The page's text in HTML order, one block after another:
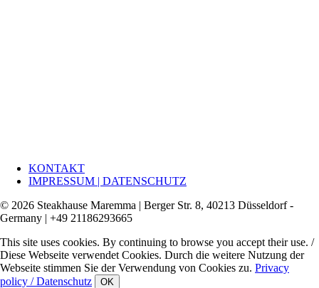
KONTAKT
IMPRESSUM | DATENSCHUTZ
© 2026 Steakhause Maremma | Berger Str. 8, 40213 Düsseldorf -
Germany | +49 21186293665
This site uses cookies. By continuing to browse you accept their use. /
Diese Webseite verwendet Cookies. Durch die weitere Nutzung der
Webseite stimmen Sie der Verwendung von Cookies zu. Privacy
policy / Datenschutz
OK